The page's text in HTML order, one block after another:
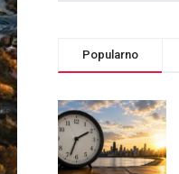
Popularno